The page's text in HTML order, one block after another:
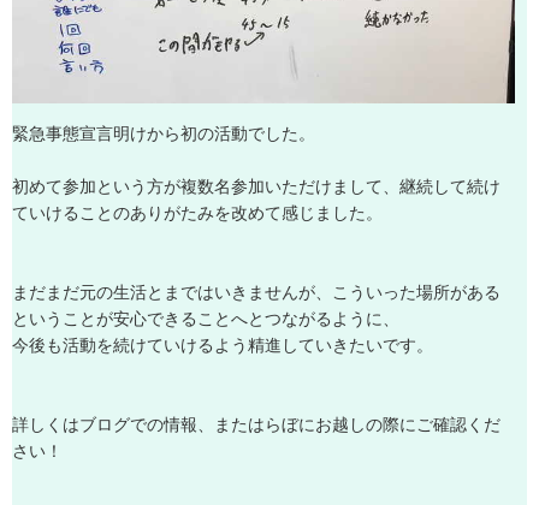
緊急事態宣言明けから初の活動でした 。
初めて参加と いう方が複数名参加いただけ ま して 継続して続け
ていける こ とのあ りがたみを改めて感じ ま した 。
ま だま だ元の生活と ま ではいき ませんが こ う いった場所がある
と いう こ とが安心でき る こ とへとつながる よ う に
今後も活動を続けていける よ う精進 していき たいです。
詳し く はブログでの情報 ま たはらぼにお越 しの際に ご確認く だ
さ い ！